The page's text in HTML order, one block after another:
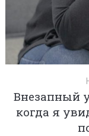
Внезапный
когда я